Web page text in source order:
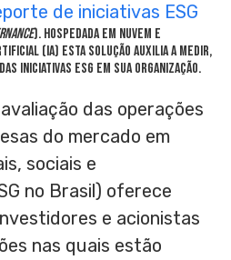
de iniciativas ESG
). Hospedada em nuvem e
(IA) esta solução auxilia a medir,
iniciativas ESG em sua organização.
das operações
do mercado em
sociais e
no Brasil) oferece
e acionistas
nas quais estão